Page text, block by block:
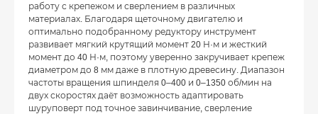
работу с крепежом и сверлением в различных
материалах. Благодаря щеточному двигателю и
оптимально подобранному редуктору инструмент
развивает мягкий крутящий момент 20 Н·м и жесткий
момент до 40 Н·м, поэтому уверенно закручивает крепеж
диаметром до 8 мм даже в плотную древесину. Диапазон
частоты вращения шпинделя 0–400 и 0–1350 об/мин на
двух скоростях даёт возможность адаптировать
шуруповерт под точное завинчивание, сверление